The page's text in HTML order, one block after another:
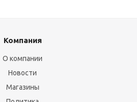
Компания
О компании
Новости
Магазины